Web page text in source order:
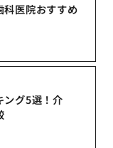
科医院おすすめ
ング5選！介